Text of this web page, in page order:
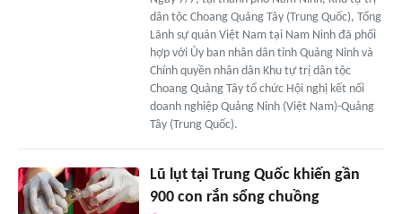
dân tộc Choang Quảng Tây (Trung Quốc), Tổng
Lãnh sự quán Việt Nam tại Nam Ninh đã phối
hợp với Ủy ban nhân dân tỉnh Quảng Ninh và
Chính quyền nhân dân Khu tự trị dân tộc
Choang Quảng Tây tổ chức Hội nghị kết nối
doanh nghiệp Quảng Ninh (Việt Nam)-Quảng
Tây (Trung Quốc).
Lũ lụt tại Trung Quốc khiến gần
900 con rắn sổng chuồng